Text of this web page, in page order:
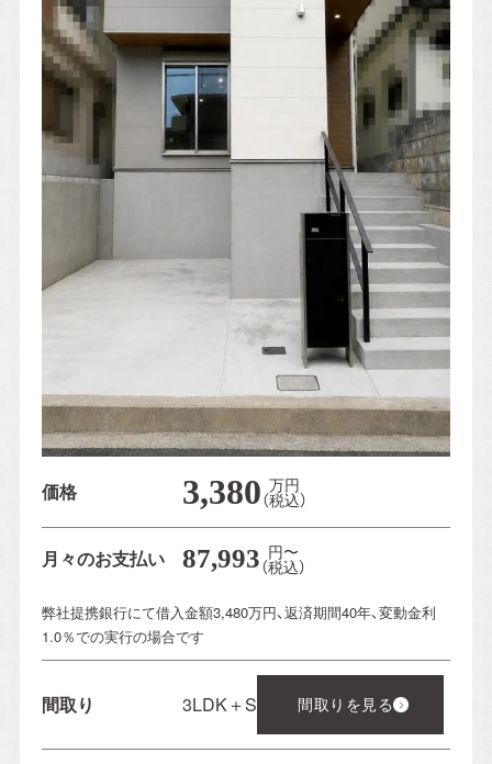
スタッフ紹介
Blog
スタッフブログ
おうち日記
お問い合わせ
プライバシーポリシー
ご来場予約
Event Reservation
お気軽にご参加ください！
価格 3,380 万円
（税込）
月々のお支払い 87,993 円〜
（税込）
弊社提携銀行にて借入金額3,480万円、返済期間40年、変動金利
1.0％での実行の場合です
間取り 3LDK＋S 間取りを見る